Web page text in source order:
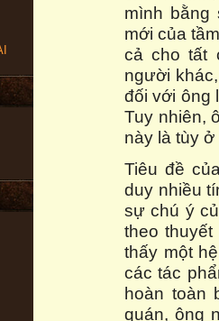
mình
mới của
cả cho tất
người
đối với ông
Tuy nhiên,
này là tùy
Tiêu đề
duy nhiều
sự chú ý
theo thuyết
thấy một
các tác
hoàn toàn
quán, ông